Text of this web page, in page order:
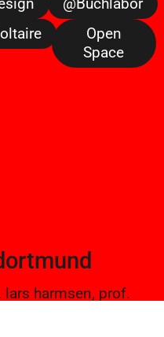
@buchlabor
Open
Space
harmsen, prof.